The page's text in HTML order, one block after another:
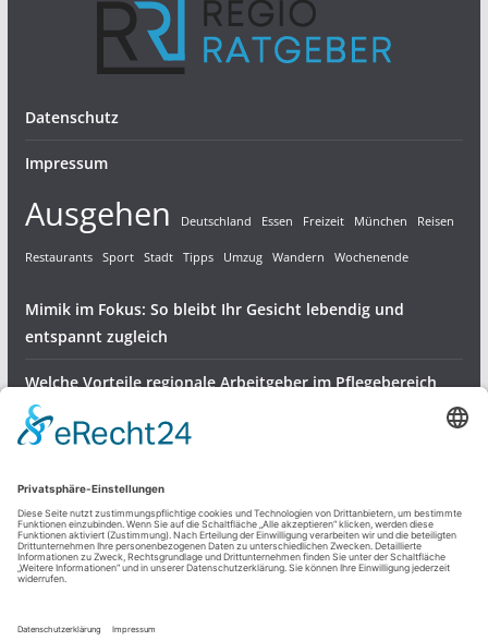
Datenschutz
Impressum
Ausgehen Deutschland Essen Freizeit München Reisen
Restaurants Sport Stadt Tipps Umzug Wandern Wochenende
Mimik im Fokus: So bleibt Ihr Gesicht lebendig und
entspannt zugleich
Welche Vorteile regionale Arbeitgeber im Pflegebereich
bieten
Meisenknödel
Dienstleistungen & Produkte
Freizeit und mehr